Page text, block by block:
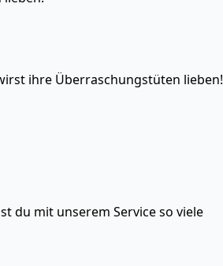
ihre Überraschungstüten lieben!
du mit unserem Service so viele